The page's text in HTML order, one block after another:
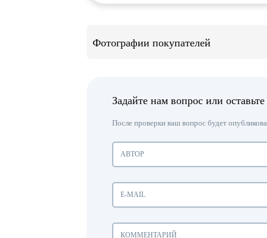
Фотографии покупателей
Задайте нам вопрос или
После проверки ваш вопрос будет